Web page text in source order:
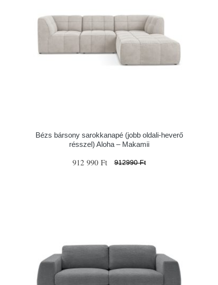
Bézs bársony sarokkanapé (jobb oldali-heverő
résszel) Aloha – Makamii
912 990 Ft 912990 Ft